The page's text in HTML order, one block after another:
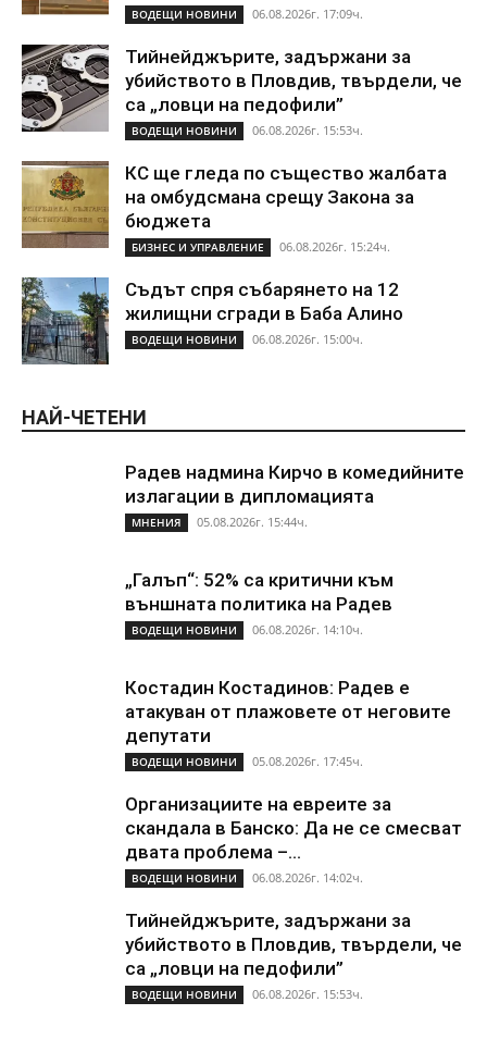
ВОДЕЩИ НОВИНИ 06.08.2026г. 17:09ч.
Тийнейджърите, задържани за
убийството в Пловдив, твърдели, че
са „ловци на педофили”
ВОДЕЩИ НОВИНИ 06.08.2026г. 15:53ч.
КС ще гледа по същество жалбата
на омбудсмана срещу Закона за
бюджета
БИЗНЕС И УПРАВЛЕНИЕ 06.08.2026г. 15:24ч.
Съдът спря събарянето на 12
жилищни сгради в Баба Алино
ВОДЕЩИ НОВИНИ 06.08.2026г. 15:00ч.
НАЙ-ЧЕТЕНИ
Радев надмина Кирчо в комедийните
излагации в дипломацията
МНЕНИЯ 05.08.2026г. 15:44ч.
„Галъп“: 52% са критични към
външната политика на Радев
ВОДЕЩИ НОВИНИ 06.08.2026г. 14:10ч.
Костадин Костадинов: Радев е
атакуван от плажoвете от неговите
депутати
ВОДЕЩИ НОВИНИ 05.08.2026г. 17:45ч.
Организациите на евреите за
скандала в Банско: Да не се смесват
двата проблема –...
ВОДЕЩИ НОВИНИ 06.08.2026г. 14:02ч.
Тийнейджърите, задържани за
убийството в Пловдив, твърдели, че
са „ловци на педофили”
ВОДЕЩИ НОВИНИ 06.08.2026г. 15:53ч.